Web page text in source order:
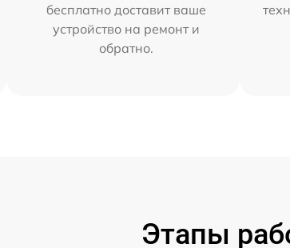
бесплатно доставит ваше
устройство на ремонт и
обратно.
Этапы